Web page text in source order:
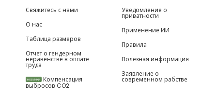
Свяжитесь с нами
О нас
Таблица размеров
Отчет о гендерном
неравенстве в оплате
труда
НОВИНКИ Компенсация
выбросов CO2
Уведомление о
приватности
Применение ИИ
Правила
Полезная информация
Заявление о
современном рабстве